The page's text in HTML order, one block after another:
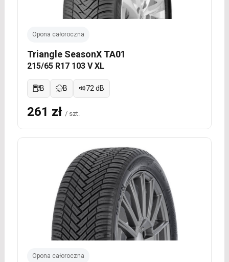
Opona całoroczna
Triangle SeasonX TA01
215/65 R17 103 V XL
B B 72 dB
261 zł / szt.
Opona całoroczna